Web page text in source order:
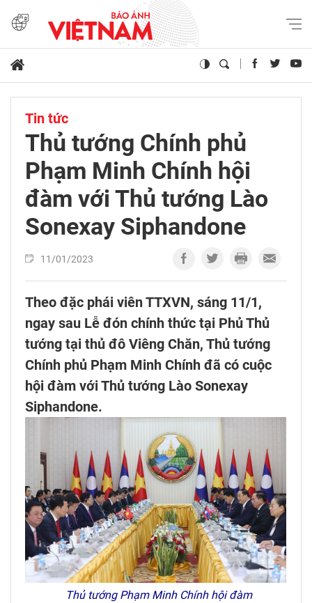
Tin tức
Thủ tướng Chính phủ
Phạm Minh Chính hội
đàm với Thủ tướng Lào
Sonexay Siphandone
11/01/2023
Theo đặc phái viên TTXVN, sáng 11/1,
ngay sau Lễ đón chính thức tại Phủ Thủ
tướng tại thủ đô Viêng Chăn, Thủ tướng
Chính phủ Phạm Minh Chính đã có cuộc
hội đàm với Thủ tướng Lào Sonexay
Siphandone.
Thủ tướng Phạm Minh Chính hội đàm